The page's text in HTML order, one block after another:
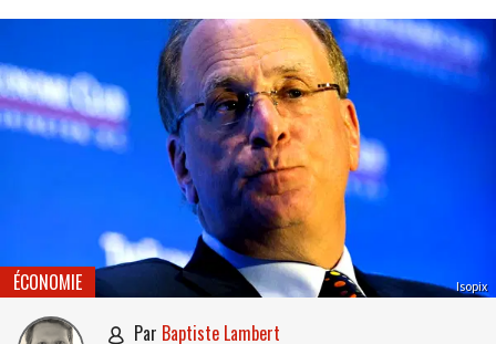
Isopix
ÉCONOMIE
 par Baptiste Lambert